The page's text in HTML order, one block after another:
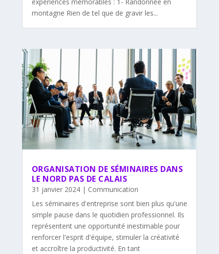
expériences mémorables : 1- Randonnée en
montagne Rien de tel que de gravir les...
ORGANISATION DE SÉMINAIRES DANS
LE NORD PAS DE CALAIS
31 janvier 2024| Communication
Les séminaires d'entreprise sont bien plus qu'une
simple pause dans le quotidien professionnel. Ils
représentent une opportunité inestimable pour
renforcer l'esprit d'équipe, stimuler la créativité
et accroître la productivité. En tant